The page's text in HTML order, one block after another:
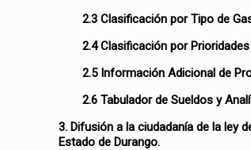
2.3 Clasificación por Tipo de
2.4 Clasificación por
2.5 Información Adicional de
2.6 Tabulador de Sueldos y
3. Difusión a la ciudadanía de la ley
Estado de Durango.